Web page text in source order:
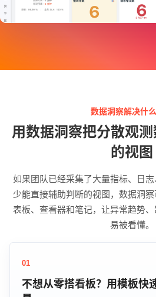
数据洞察解决什
用数据洞察把分散观
的视图
如果团队已经采集了大量指标、日
少能直接辅助判断的视图，数据洞
表板、查看器和笔记，让异常趋势
易被看懂。
01
不想从零搭看板？用模板快